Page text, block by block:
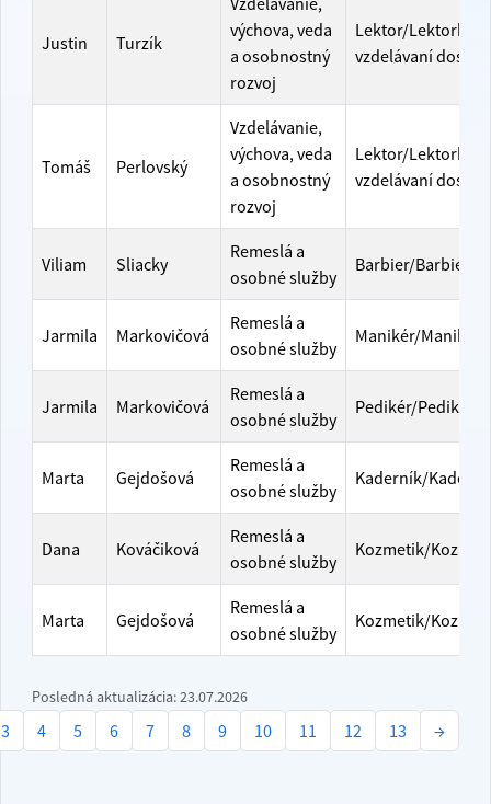
Justin Turzík
výchova, veda
a osobnostný
rozvoj
Lektor/Lektorka
vzdelávaní
Tomáš Perlovský
Vzdelávanie,
výchova, veda
a osobnostný
rozvoj
Lektor/Lektorka
vzdelávaní
Viliam Sliacky
Remeslá a
osobné služby
Barbier/Barbierka
Jarmila Markovičová
Remeslá a
osobné služby
Manikér/
Jarmila Markovičová
Remeslá a
osobné služby
Pedikér/Pedikérka
Marta Gejdošová
Remeslá a
osobné služby
Kaderník/
Dana Kováčiková
Remeslá a
osobné služby
Kozmetik/
Marta Gejdošová
Remeslá a
osobné služby
Kozmetik/
Posledná aktualizácia:23.07.2026
3 4 5 6 7 8 9 10 11 12 13 →